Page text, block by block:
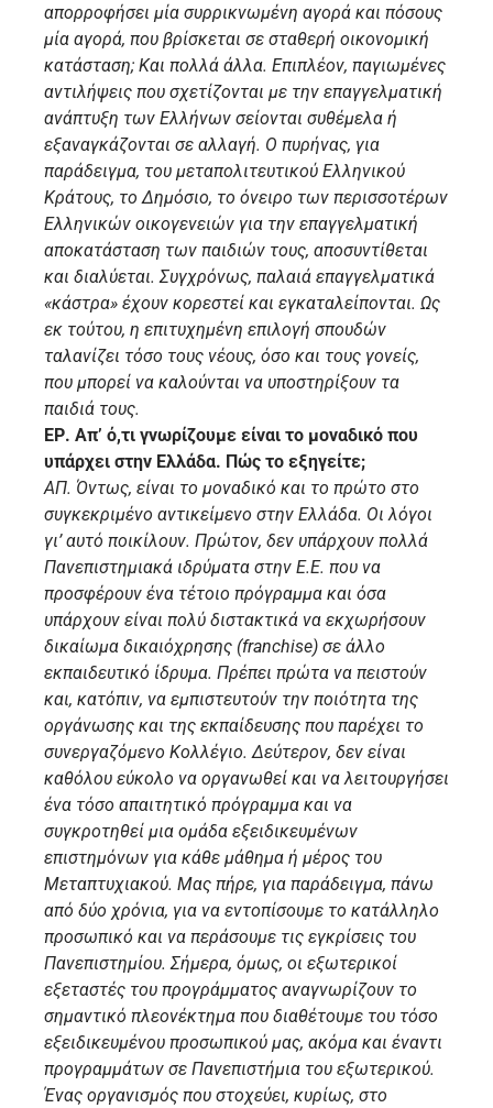
απορροφήσει μία συρρικνωμένη αγορά και πόσους
μία αγορά, που βρίσκεται σε σταθερή οικονομική
κατάσταση; Και πολλά άλλα. Επιπλέον, παγιωμένες
αντιλήψεις που σχετίζονται με την επαγγελματική
ανάπτυξη των Ελλήνων σείονται συθέμελα ή
εξαναγκάζονται σε αλλαγή. Ο πυρήνας, για
παράδειγμα, του μεταπολιτευτικού Ελληνικού
Κράτους, το Δημόσιο, το όνειρο των περισσοτέρων
Ελληνικών οικογενειών για την επαγγελματική
αποκατάσταση των παιδιών τους, αποσυντίθεται
και διαλύεται. Συγχρόνως, παλαιά επαγγελματικά
«κάστρα» έχουν κορεστεί και εγκαταλείπονται. Ως
εκ τούτου, η επιτυχημένη επιλογή σπουδών
ταλανίζει τόσο τους νέους, όσο και τους γονείς,
που μπορεί να καλούνται να υποστηρίξουν τα
παιδιά τους.
ΕΡ. Απ’ ό,τι γνωρίζουμε είναι το μοναδικό που
υπάρχει στην Ελλάδα. Πώς το εξηγείτε;
ΑΠ. Όντως, είναι το μοναδικό και το πρώτο στο
συγκεκριμένο αντικείμενο στην Ελλάδα. Οι λόγοι
γι’ αυτό ποικίλουν. Πρώτον, δεν υπάρχουν πολλά
Πανεπιστημιακά ιδρύματα στην Ε.Ε. που να
προσφέρουν ένα τέτοιο πρόγραμμα και όσα
υπάρχουν είναι πολύ διστακτικά να εκχωρήσουν
δικαίωμα δικαιόχρησης (franchise) σε άλλο
εκπαιδευτικό ίδρυμα. Πρέπει πρώτα να πειστούν
και, κατόπιν, να εμπιστευτούν την ποιότητα της
οργάνωσης και της εκπαίδευσης που παρέχει το
συνεργαζόμενο Κολλέγιο. Δεύτερον, δεν είναι
καθόλου εύκολο να οργανωθεί και να λειτουργήσει
ένα τόσο απαιτητικό πρόγραμμα και να
συγκροτηθεί μια ομάδα εξειδικευμένων
επιστημόνων για κάθε μάθημα ή μέρος του
Μεταπτυχιακού. Μας πήρε, για παράδειγμα, πάνω
από δύο χρόνια, για να εντοπίσουμε το κατάλληλο
προσωπικό και να περάσουμε τις εγκρίσεις του
Πανεπιστημίου. Σήμερα, όμως, οι εξωτερικοί
εξεταστές του προγράμματος αναγνωρίζουν το
σημαντικό πλεονέκτημα που διαθέτουμε του τόσο
εξειδικευμένου προσωπικού μας, ακόμα και έναντι
προγραμμάτων σε Πανεπιστήμια του εξωτερικού.
Ένας οργανισμός που στοχεύει, κυρίως, στο